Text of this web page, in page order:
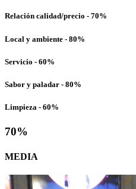
Relación calidad/precio - 70%
Local y ambiente - 80%
Servicio - 60%
Sabor y paladar - 80%
Limpieza - 60%
70%
MEDIA